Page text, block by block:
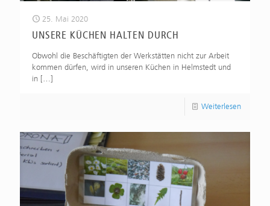
25. Mai 2020
UNSERE KÜCHEN HALTEN DURCH
Obwohl die Beschäftigten der Werkstätten nicht zur Arbeit
kommen dürfen, wird in unseren Küchen in Helmstedt und
in […]
Weiterlesen